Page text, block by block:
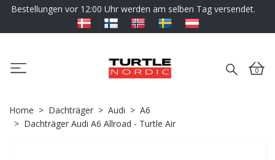
Bestellungen vor 12:00 Uhr werden am selben Tag versendet.
0
Home Dachträger Audi
A6
Dachträger Audi A6 Allroad - Turtle Air